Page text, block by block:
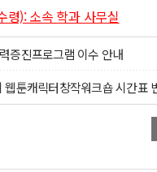
): 소속 학과 사무실
증진프로그램 이수 안내
툰캐릭터창작워크숍 시간표